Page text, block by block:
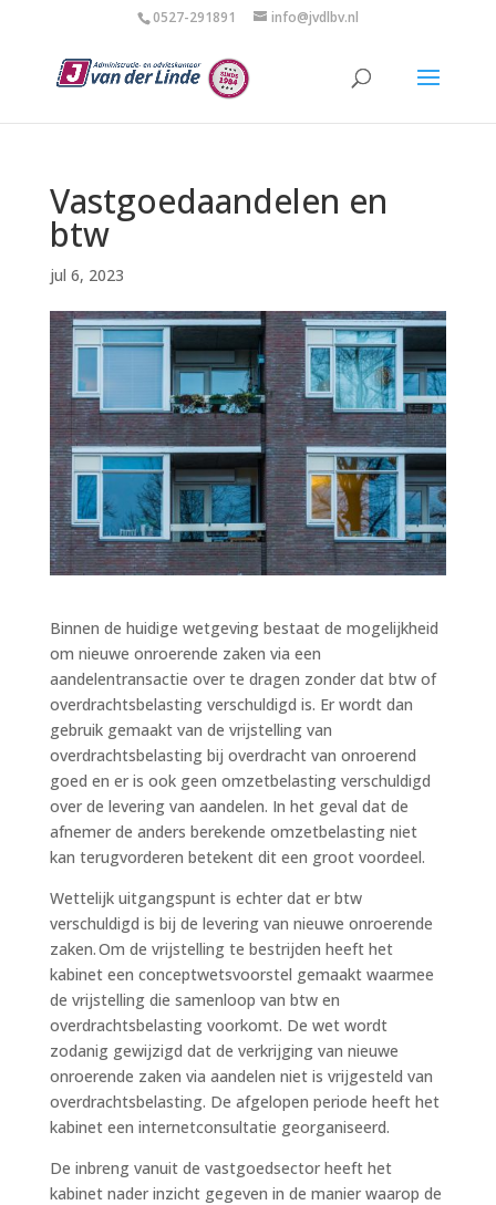
0527-291891 info@jvdlbv.nl
Vastgoedaandelen en
btw
jul 6, 2023
Binnen de huidige wetgeving bestaat de mogelijkheid
om nieuwe onroerende zaken via een
aandelentransactie over te dragen zonder dat btw of
overdrachtsbelasting verschuldigd is. Er wordt dan
gebruik gemaakt van de vrijstelling van
overdrachtsbelasting bij overdracht van onroerend
goed en er is ook geen omzetbelasting verschuldigd
over de levering van aandelen. In het geval dat de
afnemer de anders berekende omzetbelasting niet
kan terugvorderen betekent dit een groot voordeel.
Wettelijk uitgangspunt is echter dat er btw
verschuldigd is bij de levering van nieuwe onroerende
zaken. Om de vrijstelling te bestrijden heeft het
kabinet een conceptwetsvoorstel gemaakt waarmee
de vrijstelling die samenloop van btw en
overdrachtsbelasting voorkomt. De wet wordt
zodanig gewijzigd dat de verkrijging van nieuwe
onroerende zaken via aandelen niet is vrijgesteld van
overdrachtsbelasting. De afgelopen periode heeft het
kabinet een internetconsultatie georganiseerd.
De inbreng vanuit de vastgoedsector heeft het
kabinet nader inzicht gegeven in de manier waarop de